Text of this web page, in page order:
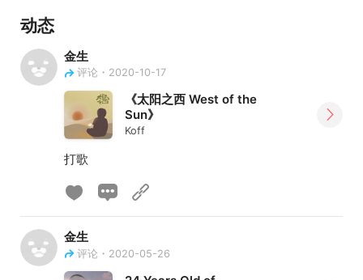
动态
金生
评论・2020-10-17
《太阳之西 West of the
Sun》
Koff
打歌
金生
评论・2020-05-26